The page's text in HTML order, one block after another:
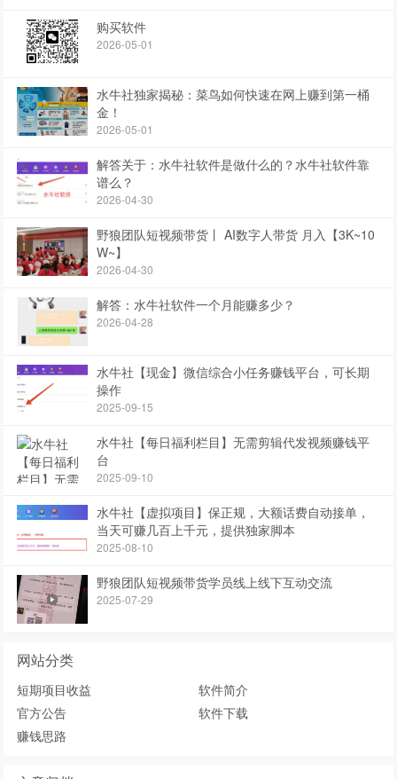
购买软件
2026-05-01
水牛社独家揭秘：菜鸟如何快速在网上赚到第一桶
金！
2026-05-01
解答关于：水牛社软件是做什么的？水牛社软件靠
谱么？
2026-04-30
野狼团队短视频带货丨 AI数字人带货 月入【3K~10
W~】
2026-04-30
解答：水牛社软件一个月能赚多少？
2026-04-28
水牛社【现金】微信综合小任务赚钱平台，可长期
操作
2025-09-15
水牛社【每日福利栏目】无需剪辑代发视频赚钱平
台
2025-09-10
水牛社【虚拟项目】保正规，大额话费自动接单，
当天可赚几百上千元，提供独家脚本
2025-08-10
野狼团队短视频带货学员线上线下互动交流
2025-07-29
网站分类
短期项目收益
软件简介
官方公告
软件下载
赚钱思路